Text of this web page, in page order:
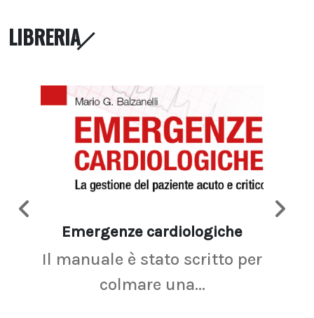
LIBRERIA
Emergenze cardiologiche
Il manuale è stato scritto per
colmare una...